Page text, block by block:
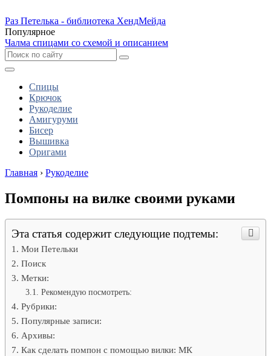
Раз Петелька - библиотека ХендМейда
Популярное
Чалма спицами со схемой и описанием
Спицы
Крючок
Рукоделие
Амигуруми
Бисер
Вышивка
Оригами
Главная › Рукоделие
Помпоны на вилке своими руками
Эта статья содержит следующие подтемы:
Мои Петельки
Поиск
Метки:
Рекомендую посмотреть:
Рубрики:
Популярные записи:
Архивы:
Как сделать помпон с помощью вилки: МК